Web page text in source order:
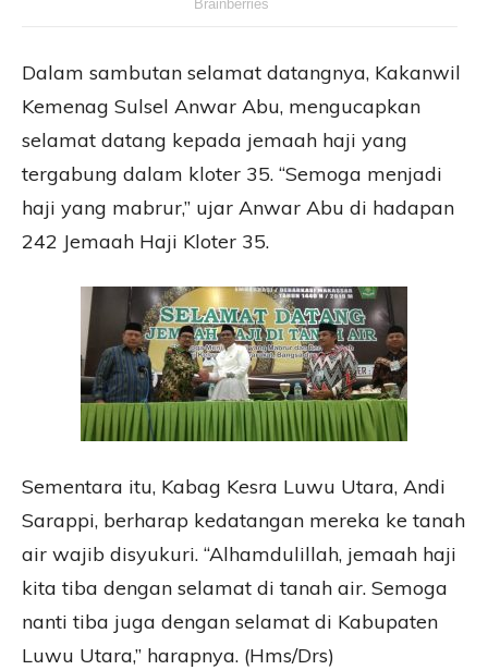
Dalam sambutan selamat datangnya, Kakanwil
Kemenag Sulsel Anwar Abu, mengucapkan
selamat datang kepada jemaah haji yang
tergabung dalam kloter 35. “Semoga menjadi
haji yang mabrur,” ujar Anwar Abu di hadapan
242 Jemaah Haji Kloter 35.
Sementara itu, Kabag Kesra Luwu Utara, Andi
Sarappi, berharap kedatangan mereka ke tanah
air wajib disyukuri. “Alhamdulillah, jemaah haji
kita tiba dengan selamat di tanah air. Semoga
nanti tiba juga dengan selamat di Kabupaten
Luwu Utara,” harapnya. (Hms/Drs)